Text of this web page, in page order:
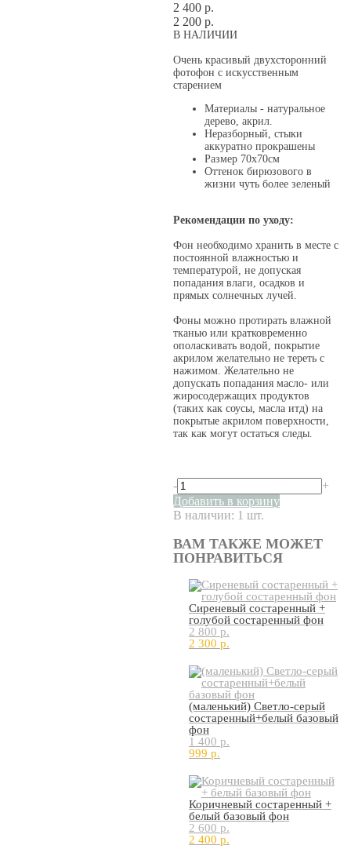
2 400 p.
2 200 p.
В НАЛИЧИИ
Очень красивый двухсторонний
фотофон с искусственным
старением
Материалы - натуральное
дерево, акрил.
Неразборный, стыки
аккуратно прокрашены
Размер 70х70см
Оттенок бирюзового в
жизни чуть более зеленый
Рекомендации по уходу:
Фон необходимо хранить в месте с
постоянной влажностью и
температурой, не допуская
попадания влаги, осадков и
прямых солнечных лучей.
Фоны можно протирать влажной
тканью или кратковременно
ополаскивать водой, покрытие
акрилом желательно не тереть с
нажимом. Желательно не
допускать попадания масло- или
жиросодержащих продуктов
(таких как соусы, масла итд) на
покрытые акрилом поверхности,
так как могут остаться следы.
-
+
Добавить в корзину
В наличии: 1 шт.
ВАМ ТАКЖЕ МОЖЕТ
ПОНРАВИТЬСЯ
Сиреневый состаренный +
голубой состаренный фон
2 800 p.
2 300 p.
(маленький) Светло-серый
состаренный+белый базовый
фон
1 400 p.
999 p.
Коричневый состаренный +
белый базовый фон
2 600 p.
2 400 p.